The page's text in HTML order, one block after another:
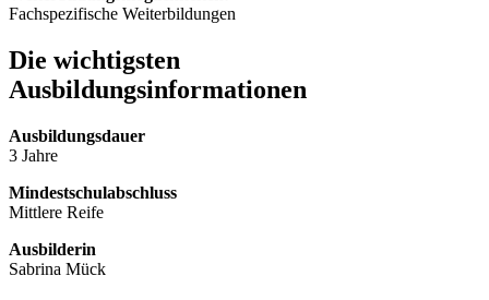
Fachspezifische Weiterbildungen
Die wichtigsten
Ausbildungsinformationen
Ausbildungsdauer
3 Jahre
Mindestschulabschluss
Mittlere Reife
Ausbilderin
Sabrina Mück